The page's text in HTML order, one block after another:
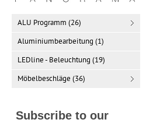
ALU Programm (26)
Aluminiumbearbeitung (1)
LEDline - Beleuchtung (19)
Möbelbeschläge (36)
Subscribe to our